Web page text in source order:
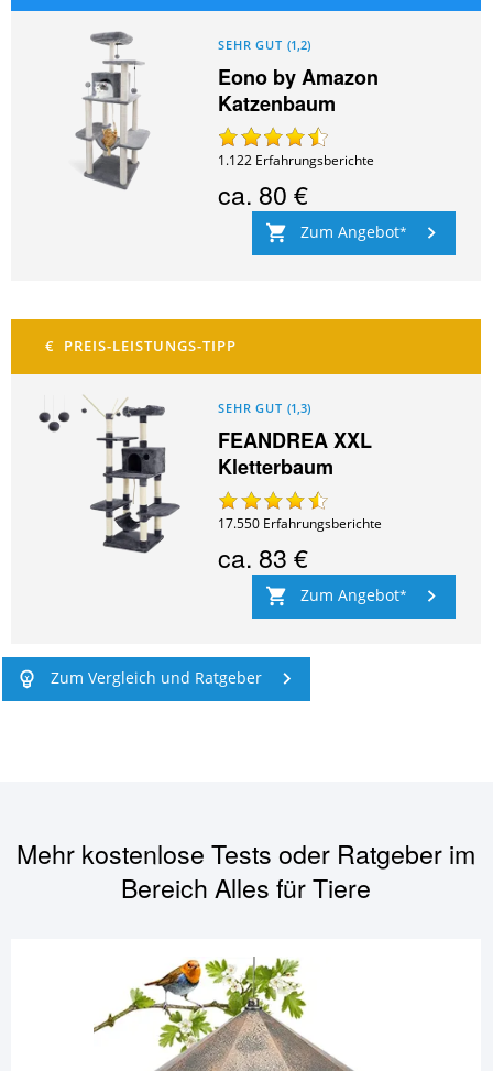
SEHR GUT (1,2)
Eono by Amazon
Katzenbaum
1.122 Erfahrungsberichte
ca. 80 €
Zum Angebot
SEHR GUT (1,3)
FEANDREA XXL
Kletterbaum
17.550 Erfahrungsberichte
ca. 83 €
Zum Angebot
Zum Vergleich und Ratgeber
Mehr kostenlose Tests oder Ratgeber im
BereichAlles für Tiere